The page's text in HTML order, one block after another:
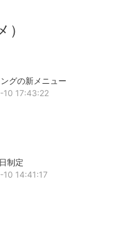
グの新メニュー
17:43:22
制定
14:41:17